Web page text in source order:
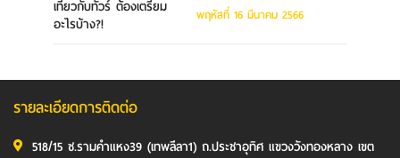
พฤหัสที่ 16 มีนาคม 2566
รายละเอียดการติดต่อ
518/15 ซ.รามคำแหง39 (เทพลีลา1) ถ.ประชาอุทิศ แขวงวังทองหลาง เขต